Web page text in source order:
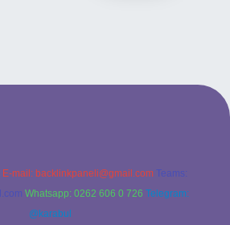
E-mail: backlinkpaneli@gmail.com Teams:
Whatsapp: 0262 606 0 726 Telegram:
@karabul